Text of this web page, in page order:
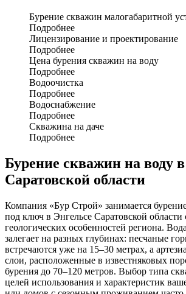
Бурение скважин малогабаритной
Подробнее
Лицензирование и проектирование
Подробнее
Цена бурения скважин на воду
Подробнее
Водоочистка
Подробнее
Водоснабжение
Подробнее
Скважина на даче
Подробнее
Бурение скважин на воду
Саратовской области
Компания «Бур Строй» занимается
под ключ в Энгельсе Саратовской области
геологических особенностей региона.
залегает на разных глубинах: песчаные
встречаются уже на 15–30 метрах, а
слои, расположенные в известняковых
бурения до 70–120 метров. Выбор типа
целей использования и характеристик